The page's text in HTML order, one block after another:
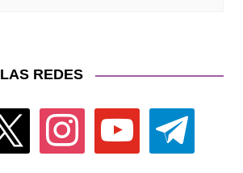
REDES
instagram youtube telegram